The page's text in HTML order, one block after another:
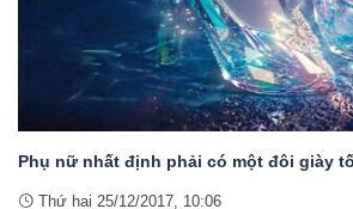
Phụ nữ nhất định phải có một đôi giày
Thứ hai 25/12/2017, 10:06